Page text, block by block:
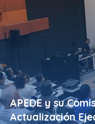
APEDE y su
Actualización